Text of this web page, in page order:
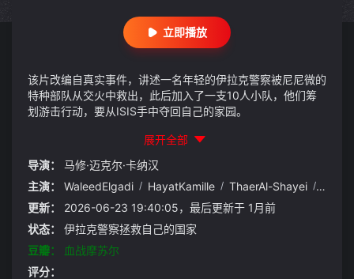
立即播放
该片改编自真实事件，讲述一名年轻的伊拉克警察被尼尼微的
特种部队从交火中救出，此后加入了一支10人小队，他们筹
划游击行动，要从ISIS手中夺回自己的家园。
展开全部
导演：
马修·迈克尔·卡纳汉
主演：
WaleedElgadi / HayatKamille / ThaerAl-Shayei / 苏黑
更新：
2026-06-23 19:40:05，最后更新于 1月前
状态：
伊拉克警察拯救自己的国家
豆瓣：
血战摩苏尔
评分：